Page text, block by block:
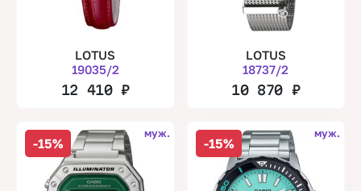
LOTUS
19035/2
12 410₽
LOTUS
18737/2
10 870 ₽
-15%
муж.
-15%
муж.